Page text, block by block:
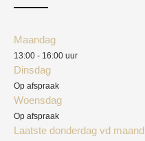
Maandag
13:00 - 16:00 uur
Dinsdag
Op afspraak
Woensdag
Op afspraak
Laatste donderdag vd maand